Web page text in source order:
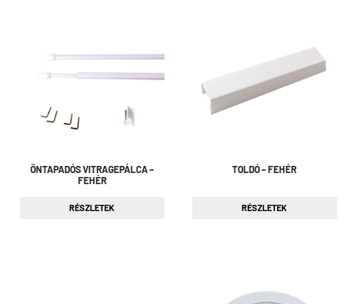
ÖNTAPADÓS VITRAGEPÁLCA –
FEHÉR
RÉSZLETEK
TOLDÓ – FEHÉR
RÉSZLETEK